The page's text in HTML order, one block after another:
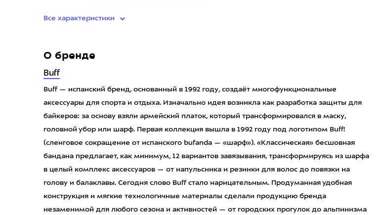
Все характеристики
О бренде
Buff
Buff — испанский бренд, основанный в 1992 году, создаёт многофункциональные
аксессуары для спорта и отдыха. Изначально идея возникла как разработка защиты для
байкеров: за основу взяли армейский платок, который трансформировался в маску,
головной убор или шарф. Первая коллекция вышла в 1992 году под логотипом Buff!
(сленговое сокращение от испанского bufanda — «шарф»). «Классическая» бесшовная
бандана предлагает, как минимум, 12 вариантов завязывания, трансформируясь из шарфа
в целый комплекс аксессуаров — от напульсника и резинки для волос до повязки на
голову и балаклавы. Сегодня слово Buff стало нарицательным. Продуманная удобная
конструкция и мягкие технологичные материалы сделали продукцию бренда
незаменимой для любого сезона и активностей — от городских прогулок до альпинизма